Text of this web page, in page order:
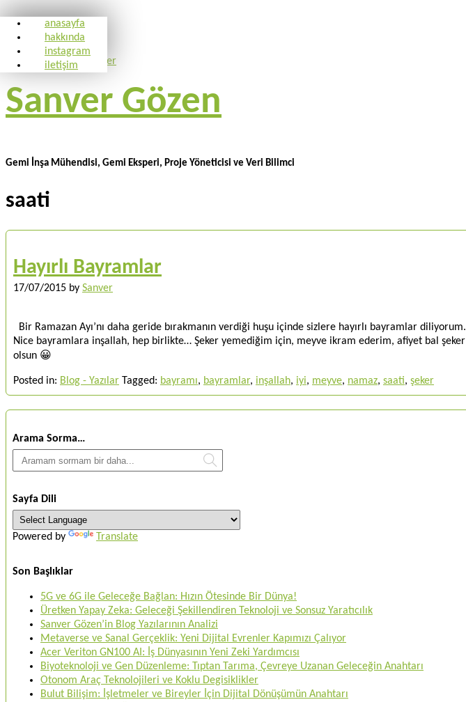
anasayfa
hakkında
instagram
iletişim
Sanver Gözen
Gemi İnşa Mühendisi, Gemi Eksperi, Proje Yöneticisi ve Veri Bilimci
saati
Hayırlı Bayramlar
17/07/2015 by Sanver
Bir Ramazan Ayı’nı daha geride bırakmanın verdiği huşu içinde sizlere hayırlı bayramlar diliyorum.
Nice bayramlara inşallah, hep birlikte… Şeker yemediğim için, meyve ikram ederim, afiyet bal şeker
olsun 😀
Posted in: Blog - Yazılar Tagged: bayramı, bayramlar, inşallah, iyi, meyve, namaz, saati, şeker
Arama Sorma…
Sayfa Dili
Powered by Translate
Son Başlıklar
5G ve 6G ile Geleceğe Bağlan: Hızın Ötesinde Bir Dünya!
Üretken Yapay Zeka: Geleceği Şekillendiren Teknoloji ve Sonsuz Yaratıcılık
Sanver Gözen’in Blog Yazılarının Analizi
Metaverse ve Sanal Gerçeklik: Yeni Dijital Evrenler Kapımızı Çalıyor
Acer Veriton GN100 AI: İş Dünyasının Yeni Zeki Yardımcısı
Biyoteknoloji ve Gen Düzenleme: Tıptan Tarıma, Çevreye Uzanan Geleceğin Anahtarı
Otonom Araç Teknolojileri ve Koklu Degisiklikler
Bulut Bilişim: İşletmeler ve Bireyler İçin Dijital Dönüşümün Anahtarı